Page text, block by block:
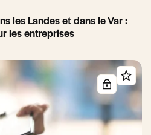
les Landes et dans le Var :
les entreprises